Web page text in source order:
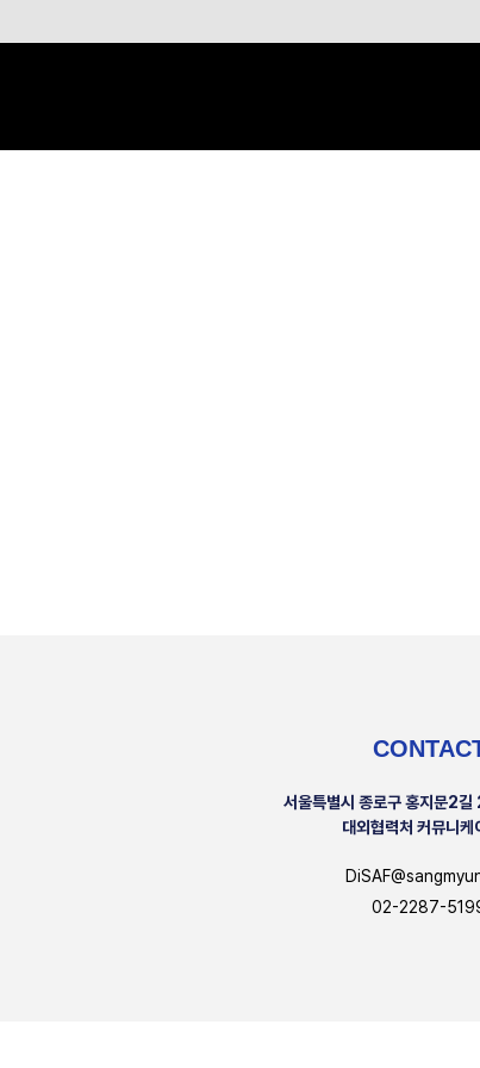
서울특별시 종로구 홍지문2
대외협력처 커뮤니케
02-2287-